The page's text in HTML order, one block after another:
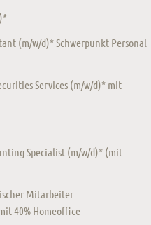
(m/w/d)* Schwerpunkt Personal
Services (m/w/d)* mit
Specialist (m/w/d)* (mit
Mitarbeiter
40% Homeoffice